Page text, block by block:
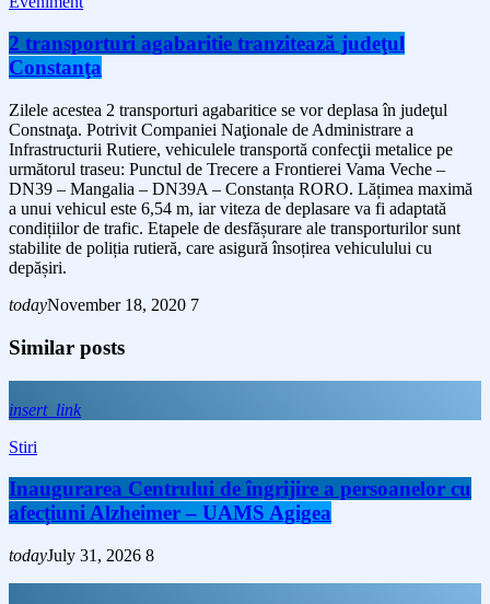
2 transporturi agabaritie tranzitează judeţul
Constanţa
Zilele acestea 2 transporturi agabaritice se vor deplasa în judeţul
Constnaţa. Potrivit Companiei Naţionale de Administrare a
Infrastructurii Rutiere, vehiculele transportă confecţii metalice pe
următorul traseu: Punctul de Trecere a Frontierei Vama Veche –
DN39 – Mangalia – DN39A – Constanța RORO. Lățimea maximă
a unui vehicul este 6,54 m, iar viteza de deplasare va fi adaptată
condițiilor de trafic. Etapele de desfășurare ale transporturilor sunt
stabilite de poliția rutieră, care asigură însoțirea vehiculului cu
depășiri.
todayNovember 18, 2020 7
Similar posts
insert_link
Stiri
Inaugurarea Centrului de îngrijire a persoanelor cu
afecțiuni Alzheimer – UAMS Agigea
todayJuly 31, 2026 8